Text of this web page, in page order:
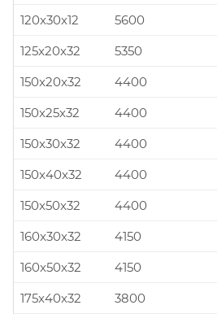
120x30x12
5600
125x20x32
5350
150x20x32
4400
150x25x32
4400
150x30x32
4400
150x40x32
4400
150x50x32
4400
160x30x32
4150
160x50x32
4150
175x40x32
3800